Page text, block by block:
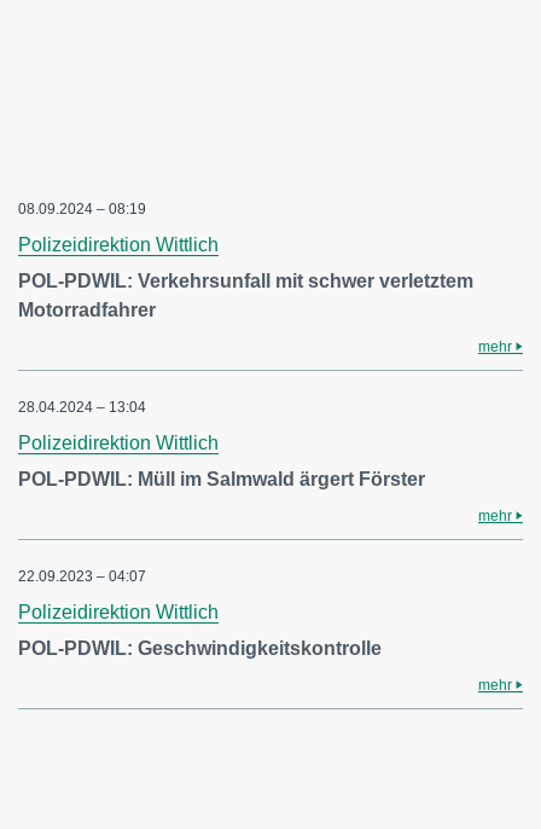
08.09.2024 – 08:19
Polizeidirektion Wittlich
POL-PDWIL: Verkehrsunfall mit schwer verletztem
Motorradfahrer
mehr
28.04.2024 – 13:04
Polizeidirektion Wittlich
POL-PDWIL: Müll im Salmwald ärgert Förster
mehr
22.09.2023 – 04:07
Polizeidirektion Wittlich
POL-PDWIL: Geschwindigkeitskontrolle
mehr